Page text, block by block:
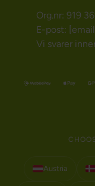
Org.nr: 919
E-post:
Vi svarer
Austria